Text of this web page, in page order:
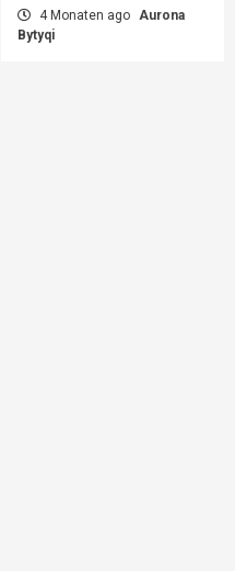
4 Monaten ago Aurona
Bytyqi